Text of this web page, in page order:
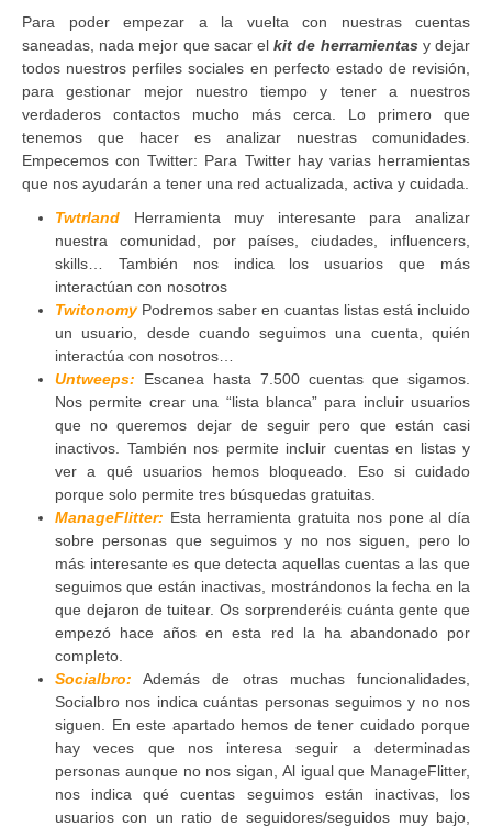
Para poder empezar a la vuelta con nuestras cuentas
saneadas, nada mejor que sacar elkit de herramientasy dejar
todos nuestros perfiles sociales en perfecto estado de revisión,
para gestionar mejor nuestro tiempo y tener a nuestros
verdaderos contactos mucho más cerca. Lo primero que
tenemos que hacer es analizar nuestras comunidades.
Empecemos con Twitter: Para Twitter hay varias herramientas
que nos ayudarán a tener una red actualizada, activa y cuidada.
Twtrland Herramienta muy interesante para analizar
nuestra comunidad, por países, ciudades, influencers,
skills… También nos indica los usuarios que más
interactúan con nosotros
TwitonomyPodremos saber en cuantas listas está incluido
un usuario, desde cuando seguimos una cuenta, quién
interactúa con nosotros…
Untweeps: Escanea hasta 7.500 cuentas que sigamos.
Nos permite crear una “lista blanca” para incluir usuarios
que no queremos dejar de seguir pero que están casi
inactivos. También nos permite incluir cuentas en listas y
ver a qué usuarios hemos bloqueado. Eso si cuidado
porque solo permite tres búsquedas gratuitas.
ManageFlitter: Esta herramienta gratuita nos pone al día
sobre personas que seguimos y no nos siguen, pero lo
más interesante es que detecta aquellas cuentas a las que
seguimos que están inactivas, mostrándonos la fecha en la
que dejaron de tuitear. Os sorprenderéis cuánta gente que
empezó hace años en esta red la ha abandonado por
completo.
Socialbro: Además de otras muchas funcionalidades,
Socialbro nos indica cuántas personas seguimos y no nos
siguen. En este apartado hemos de tener cuidado porque
hay veces que nos interesa seguir a determinadas
personas aunque no nos sigan, Al igual que ManageFlitter,
nos indica qué cuentas seguimos están inactivas, los
usuarios con un ratio de seguidores/seguidos muy bajo,